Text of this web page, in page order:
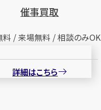
催事買取
料 / 来場無料 / 相談のみOK
詳細はこちら